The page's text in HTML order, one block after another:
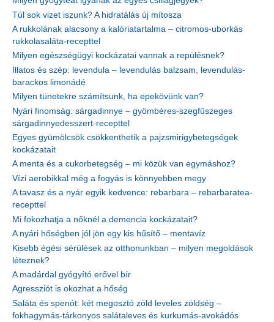
Túl sok vizet iszunk? A hidratálás új mítosza
A rukkolának alacsony a kalóriatartalma – citromos-uborkás
rukkolasaláta-recepttel
Milyen egészségügyi kockázatai vannak a repülésnek?
Illatos és szép: levendula – levendulás balzsam, levendulás-
barackos limonádé
Milyen tünetekre számítsunk, ha epekövünk van?
Nyári finomság: sárgadinnye – gyömbéres-szegfűszeges
sárgadinnyedesszert-recepttel
Egyes gyümölcsök csökkenthetik a pajzsmirigybetegségek
kockázatait
A menta és a cukorbetegség – mi közük van egymáshoz?
Vízi aerobikkal még a fogyás is könnyebben megy
A tavasz és a nyár egyik kedvence: rebarbara – rebarbaratea-
recepttel
Mi fokozhatja a nőknél a demencia kockázatait?
A nyári hőségben jól jön egy kis hűsítő – mentavíz
Kisebb égési sérülések az otthonunkban – milyen megoldások
léteznek?
A madárdal gyógyító erővel bír
Agressziót is okozhat a hőség
Saláta és spenót: két megosztó zöld leveles zöldség –
fokhagymás-tárkonyos salátaleves és kurkumás-avokádós